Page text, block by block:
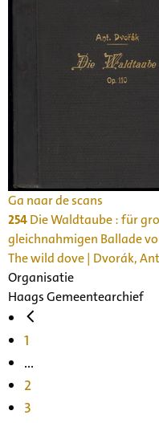
Ga naar de scans
254Die Waldtaube : für
gleichnahmigen Ballade
The wild dove | Dvorák,
Organisatie
Haags Gemeentearchief
1
...
2
3